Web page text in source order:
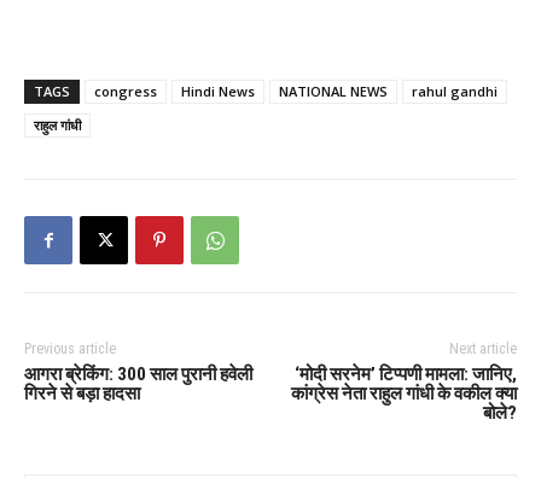
TAGS congress Hindi News NATIONAL NEWS
rahul gandhi
राहुल गांधी
Previous article
आगरा ब्रेकिंग: 300 साल पुरानी हवेली
गिरने से बड़ा हादसा
Next article
‘मोदी सरनेम’ टिप्पणी मामला: जानिए,
कांग्रेस नेता राहुल गांधी के वकील क्या
बोले?